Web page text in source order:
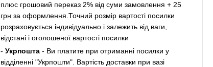
плюс грошовий переказ 2% від суми замовлення + 25
грн за оформлення.Точний розмір вартості посилки
розраховується індивідуально і залежить від ваги,
відстані і оголошеної вартості посилки
- Укрпошта- Ви платите при отриманні посилки у
відділенні "Укрпошти". Вартість доставки при вазі